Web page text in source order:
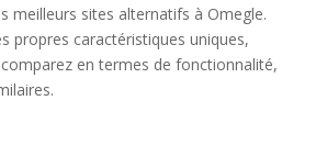
meilleurs sites alternatifs à Omegle.
propres caractéristiques uniques,
en termes de fonctionnalité,